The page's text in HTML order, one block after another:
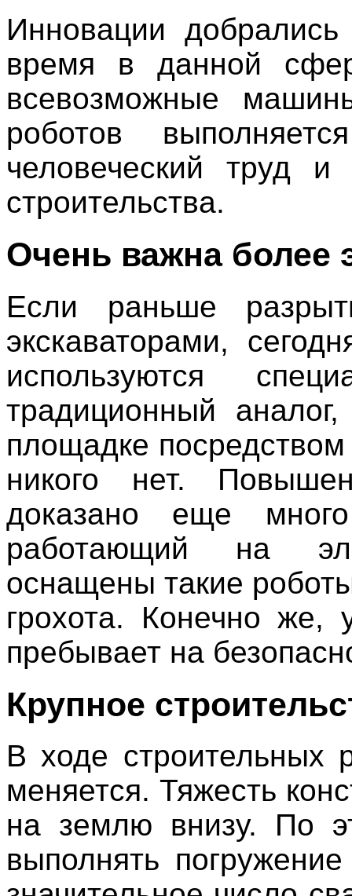
Инновации
время в данной
всевозможные
роботов
человеческий труд и
строительства.
Очень важна более
Если раньше
экскаваторами,
используются
традиционный
площадке
никого нет.
доказано еще
работающий на
оснащены такие
грохота. Конечно же,
пребывает на
Крупное
В ходе строительных
меняется. Тяжесть
на землю внизу. По
выполнять